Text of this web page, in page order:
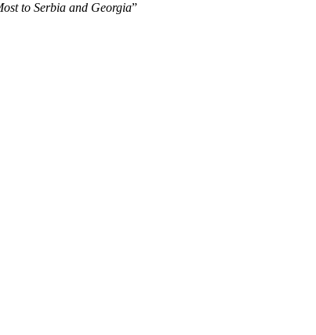
to Serbia and Georgia”